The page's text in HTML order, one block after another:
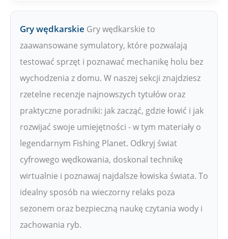
Gry wędkarskie Gry wędkarskie to
zaawansowane symulatory, które pozwalają
testować sprzęt i poznawać mechanikę holu bez
wychodzenia z domu. W naszej sekcji znajdziesz
rzetelne recenzje najnowszych tytułów oraz
praktyczne poradniki: jak zacząć, gdzie łowić i jak
rozwijać swoje umiejętności - w tym materiały o
legendarnym Fishing Planet. Odkryj świat
cyfrowego wędkowania, doskonal technikę
wirtualnie i poznawaj najdalsze łowiska świata. To
idealny sposób na wieczorny relaks poza
sezonem oraz bezpieczną naukę czytania wody i
zachowania ryb.